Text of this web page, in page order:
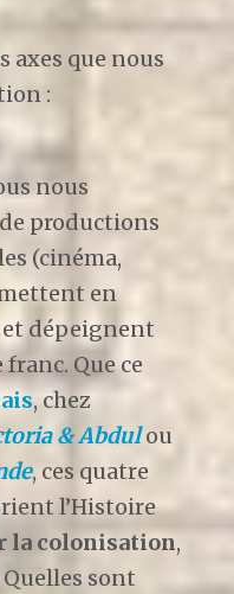
axes que nous
:
nous
productions
(cinéma,
en
dépeignent
Que ce
, chez
& Abdulou
, ces quatre
l’Histoire
la colonisation,
sont